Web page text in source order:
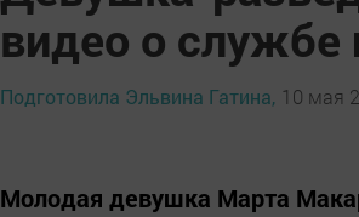
видео о службе
Подготовила Эльвина Гатина, 10 мая
Молодая девушка Марта